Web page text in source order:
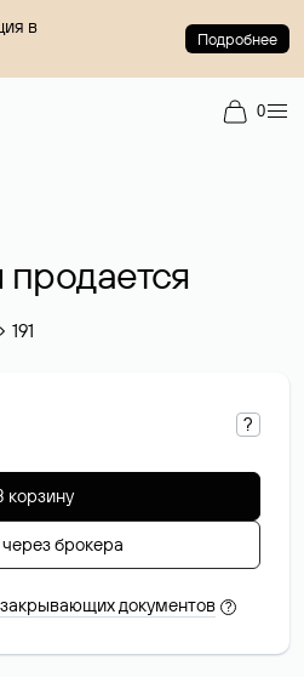
в
Подробнее
0
191
?
корзину
через брокера
документов ?